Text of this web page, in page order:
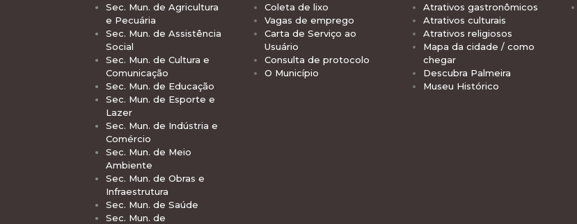
Sec. Mun. de Agricultura
e Pecuária
Sec. Mun. de Assistência
Social
Sec. Mun. de Cultura e
Comunicação
Sec. Mun. de Educação
Sec. Mun. de Esporte e
Lazer
Sec. Mun. de Indústria e
Comércio
Sec. Mun. de Meio
Ambiente
Sec. Mun. de Obras e
Infraestrutura
Sec. Mun. de Saúde
Sec. Mun. de
Coleta de lixo
Vagas de emprego
Carta de Serviço ao
Usuário
Consulta de protocolo
O Município
Atrativos gastronômicos
Atrativos culturais
Atrativos religiosos
Mapa da cidade / como
chegar
Descubra Palmeira
Museu Histórico